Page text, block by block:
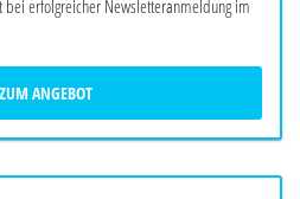
bei erfolgreicher Newsletteranmeldung im
ZUM ANGEBOT